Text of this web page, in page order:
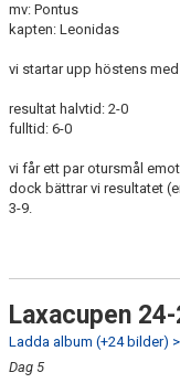
mv: Pontus
kapten: Leonidas
vi startar upp höstens
resultat halvtid: 2-0
fulltid: 6-0
vi får ett par otursmål
dock bättrar vi resultatet
3-9.
Laxacupen
Ladda album (+24 bilder)
Dag 5